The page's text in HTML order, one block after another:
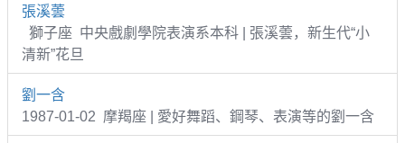
張溪蕓
獅子座 中央戲劇學院表演系本科 | 張溪蕓，新生代“小
清新”花旦
劉一含
1987-01-02 摩羯座 | 愛好舞蹈、鋼琴、表演等的劉一含